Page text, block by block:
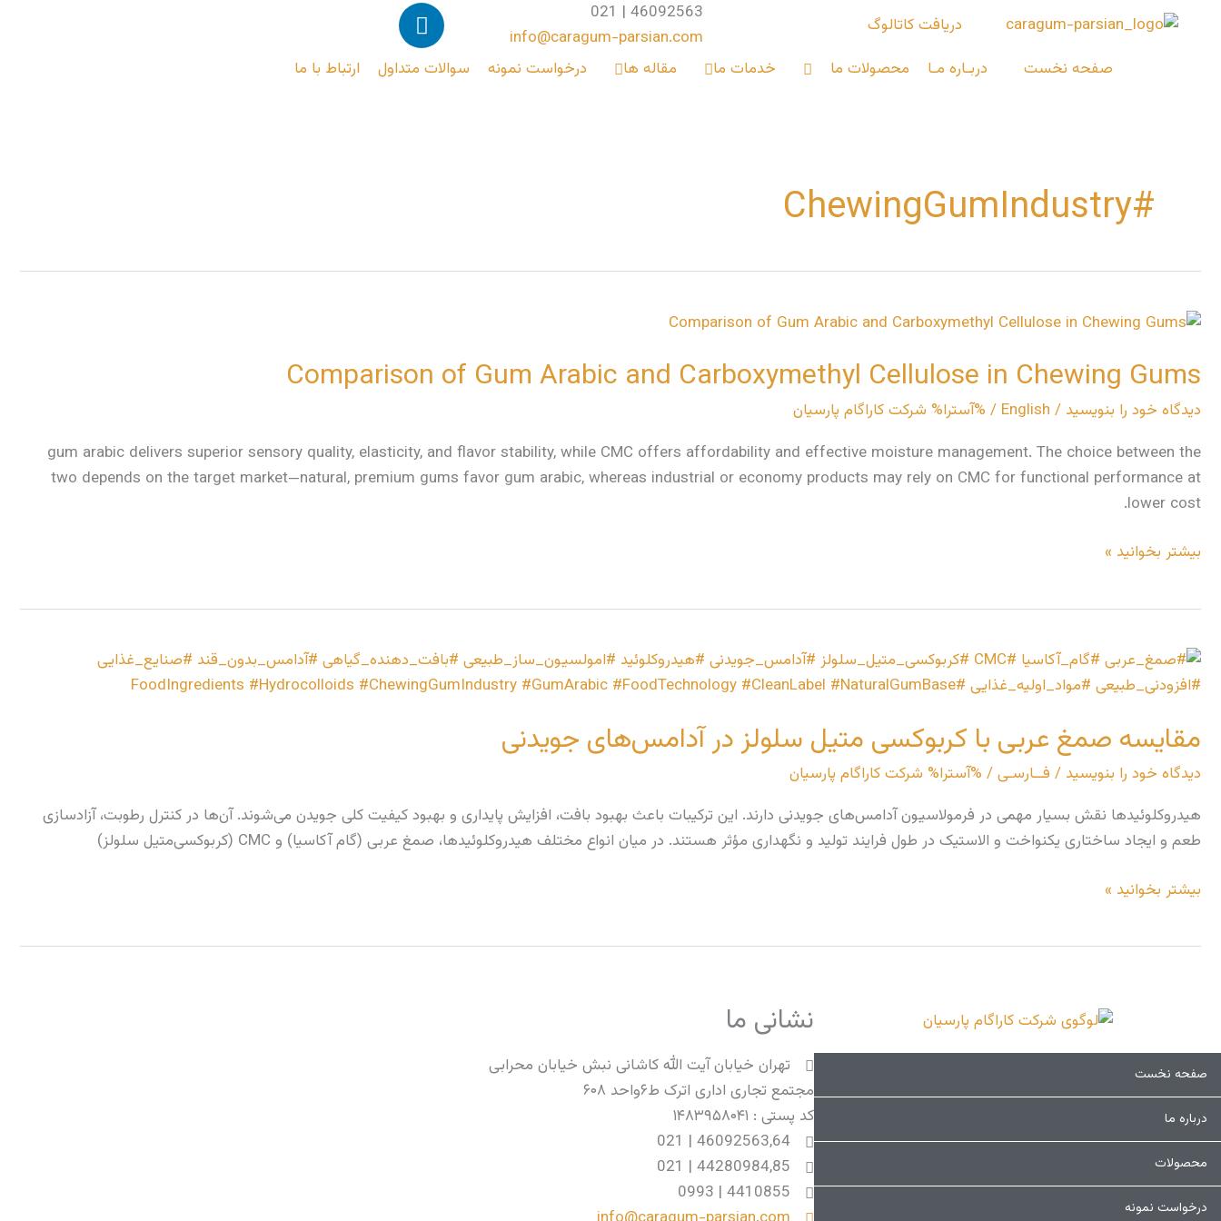
دریافت کاتالوگ
46092563 | 021
info@caragum-parsian.com
L
i
n
k صفحه نخست دربـاره مـا محصولات ما خدمات ما مقاله ها درخواست نمونه سوالات متداول ارتباط با ما
#ChewingGumIndustry
Comparison of Gum Arabic and Carboxymethyl Cellulose in Chewing Gums
دیدگاه‌ خود را بنویسید /
English / %آسترا% شرکت کاراگام پارسیان
gum arabic delivers superior sensory quality, elasticity, and flavor stability, while CMC offers affordability and effective moisture management. The choice between the
two depends on the target market—natural, premium gums favor gum arabic, whereas industrial or economy products may rely on CMC for functional performance at
lower cost.
Comparison
Gum
Arabic
and
Carboxymethyl
Cellulose
in
Gums
بیشتر بخوانید »
مقایسه صمغ عربی با کربوکسی متیل سلولز در آدامس‌های جویدنی
دیدگاه‌ خود را بنویسید / فــارسـی/ %آسترا% شرکت کاراگام پارسیان
هیدروکلوئیدها نقش بسیار مهمی در فرمولاسیون آدامس‌های جویدنی دارند. این ترکیبات باعث بهبود بافت، افزایش پایداری و بهبود کیفیت کلی جویدن می‌شوند. آن‌ها در کنترل رطوبت، آزادسازی
طعم و ایجاد ساختاری یکنواخت و الاستیک در طول فرایند تولید و نگهداری مؤثر هستند. در میان انواع مختلف هیدروکلوئیدها، صمغ عربی (گام آکاسیا) و CMC (کربوکسی‌متیل سلولز)
مقایسه
صمغ
با
کربوکسی
متیل
سلولز
در
جویدنی
بیشتر بخوانید »
صفحه نخست
درباره ما
محصولات
درخواست نمونه
نشانی ما
تهران خیابان آیت الله کاشانی نبش خیابان محرابی
مجتمع تجاری اداری اترک ط۶واحد ۶۰۸
کد پستی : ۱۴۸۳۹۵۸۰۴۱
46092563,64 | 021
44280984,85 | 021
4410855 | 0993